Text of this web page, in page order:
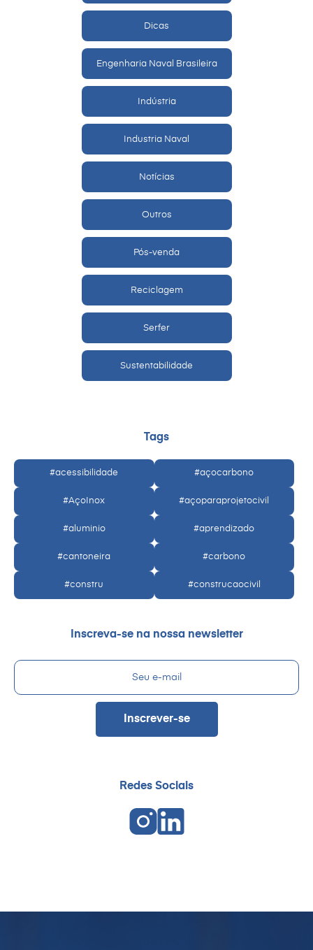
Dicas
Engenharia Naval Brasileira
Indústria
Industria Naval
Notícias
Outros
Pós-venda
Reciclagem
Serfer
Sustentabilidade
Tags
#acessibilidade #açocarbono
#AçoInox #açoparaprojetocivil
#aluminio #aprendizado
#cantoneira #carbono
#constru #construcaocivil
Inscreva-se na nossa newsletter
Redes Sociais